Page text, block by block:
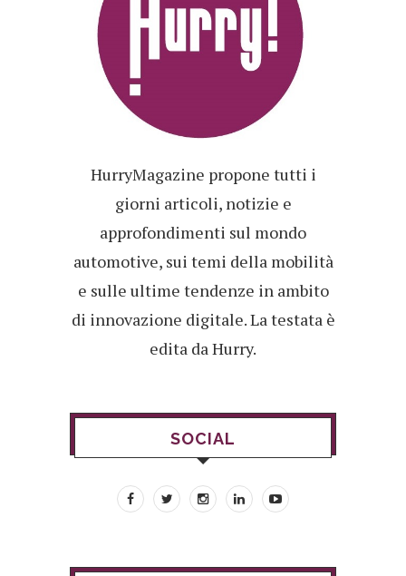
HurryMagazine propone tutti i
giorni articoli, notizie e
approfondimenti sul mondo
automotive, sui temi della mobilità
e sulle ultime tendenze in ambito
di innovazione digitale. La testata è
edita da Hurry.
SOCIAL